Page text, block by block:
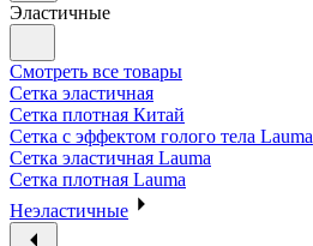
Эластичные
Смотреть все товары
Сетка эластичная
Сетка плотная Китай
Сетка с эффектом голого тела Lauma
Сетка эластичная Lauma
Сетка плотная Lauma
Неэластичные